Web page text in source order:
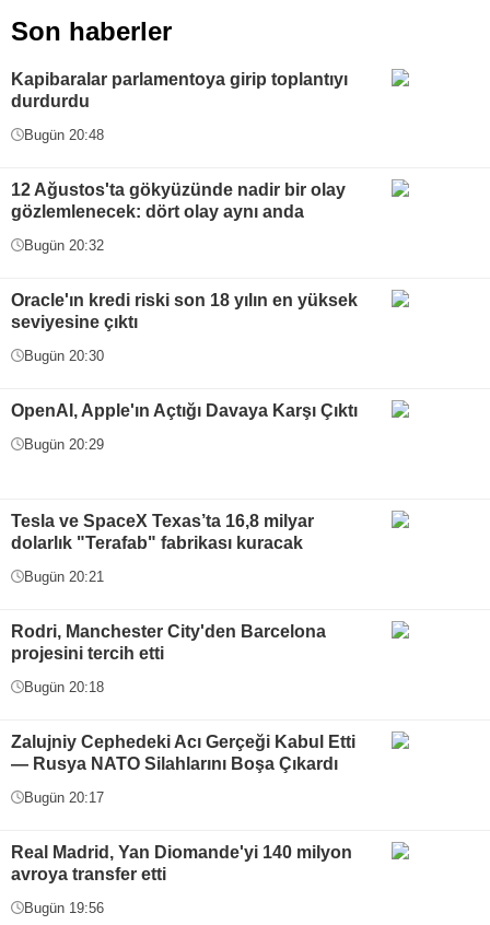
Son haberler
Kapibaralar parlamentoya girip toplantıyı
durdurdu
Bugün 20:48
12 Ağustos'ta gökyüzünde nadir bir olay
gözlemlenecek: dört olay aynı anda
Bugün 20:32
Oracle'ın kredi riski son 18 yılın en yüksek
seviyesine çıktı
Bugün 20:30
OpenAI, Apple'ın Açtığı Davaya Karşı Çıktı
Bugün 20:29
Tesla ve SpaceX Texas’ta 16,8 milyar
dolarlık "Terafab" fabrikası kuracak
Bugün 20:21
Rodri, Manchester City'den Barcelona
projesini tercih etti
Bugün 20:18
Zalujniy Cephedeki Acı Gerçeği Kabul Etti
— Rusya NATO Silahlarını Boşa Çıkardı
Bugün 20:17
Real Madrid, Yan Diomande'yi 140 milyon
avroya transfer etti
Bugün 19:56